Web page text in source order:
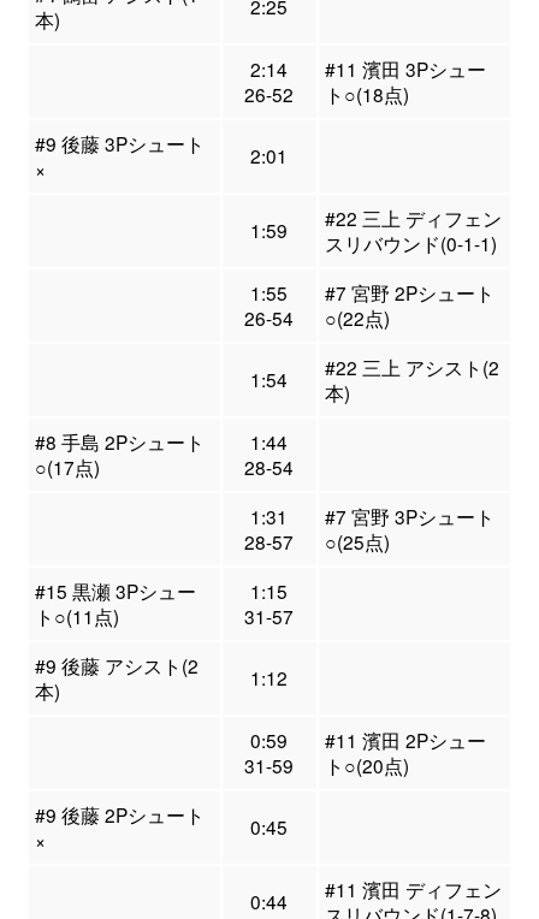
本)
2:25
2:14
26-52
#11 濱田 3Pシュー
ト○(18点)
#9 後藤 3Pシュート
×
2:01
1:59
#22 三上 ディフェン
スリバウンド(0-1-1)
1:55
26-54
#7 宮野 2Pシュート
○(22点)
1:54
#22 三上 アシスト(2
本)
#8 手島 2Pシュート
○(17点)
1:44
28-54
1:31
28-57
#7 宮野 3Pシュート
○(25点)
#15 黒瀬 3Pシュー
ト○(11点)
1:15
31-57
#9 後藤 アシスト(2
本)
1:12
0:59
31-59
#11 濱田 2Pシュー
ト○(20点)
#9 後藤 2Pシュート
×
0:45
0:44
#11 濱田 ディフェン